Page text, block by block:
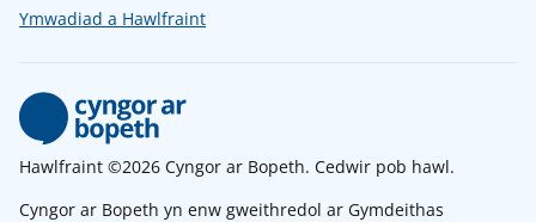
Ymwadiad a Hawlfraint
Hawlfraint ©2026 Cyngor ar Bopeth. Cedwir pob hawl.
Cyngor ar Bopeth yn enw gweithredol ar Gymdeithas